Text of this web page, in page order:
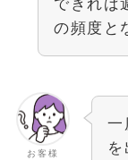
できれば
の頻度と
お客様
一
を